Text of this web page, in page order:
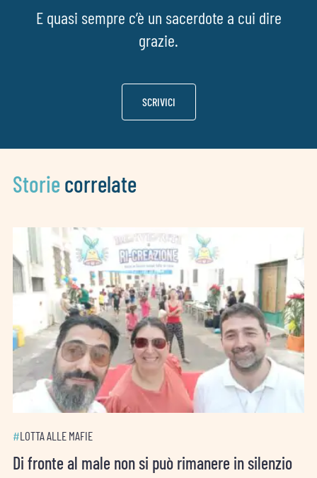
E quasi sempre c’è un sacerdote a cui dire
grazie.
SCRIVICI
Storie correlate
# LOTTA ALLE MAFIE
Di fronte al male non si può rimanere in silenzio